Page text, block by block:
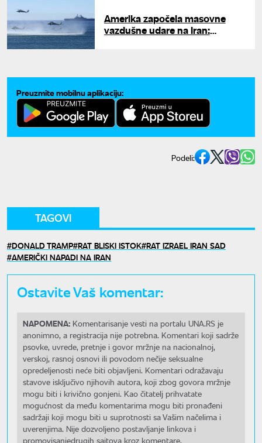
Amerika započela masovne
vazdušne udare na Iran:
Preuzmite mobilnu aplikaciju:
Podeli:
TAGOVI
DONALD TRAMP RAT BLISKI ISTOK RAT IZRAEL IRAN SAD
AMERIČKI NAPADI NA IRAN
Ostavite Vaš komentar:
NAPOMENA: Komentarisanje vesti na portalu UNA.RS je
anonimno, a registracija nije potrebna. Komentari koji sadrže
psovke, uvrede, pretnje i govor mržnje na nacionalnoj,
verskoj, rasnoj osnovi ili povodom nečije seksualne
opredeljenosti neće biti objavljeni. Komentari odražavaju
stavove isključivo njihovih autora, koji zbog govora mržnje
mogu biti i krivično gonjeni. Kao čitatelj prihvatate
mogućnost da među komentarima mogu biti pronađeni
sadržaji koji mogu biti u suprotnosti sa Vašim načelima i
uverenjima. Nije dozvoljeno postavljanje linkova i
promovisanjedrugih sajtova kroz komentare.